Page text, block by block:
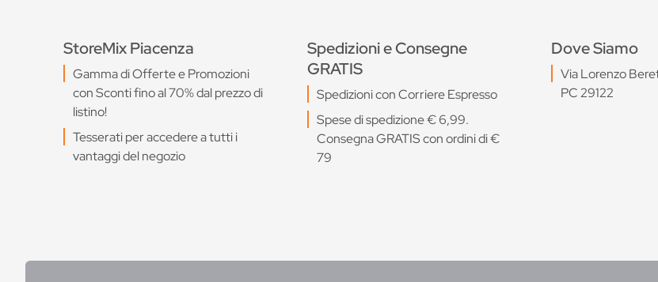
StoreMix Piacenza
Gamma di Offerte e Promozioni
con Sconti fino al 70% dal prezzo di
listino!
Tesserati per accedere a tutti i
vantaggi del negozio
Spedizioni e Consegne
GRATIS
Spedizioni con Corriere Espresso
Spese di spedizione € 6,99.
Consegna GRATIS con ordini di €
79
Dove Siamo
Via Lorenzo
PC 29122